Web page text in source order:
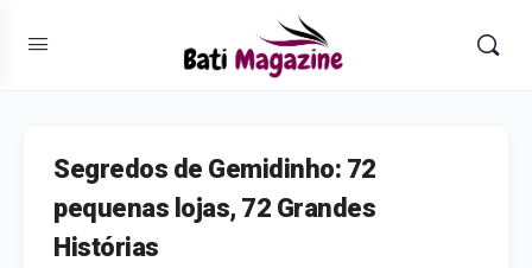
Segredos de Gemidinho: 72
pequenas lojas, 72 Grandes
Histórias